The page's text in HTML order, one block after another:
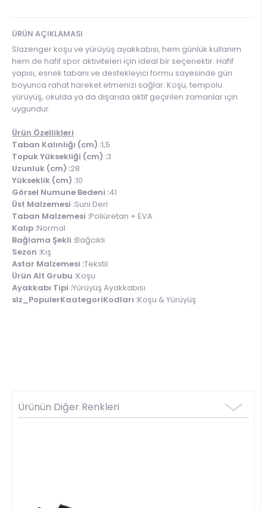
ÜRÜN AÇIKLAMASI
Slazenger koşu ve yürüyüş ayakkabısı, hem günlük kullanım
hem de hafif spor aktiviteleri için ideal bir seçenektir. Hafif
yapısı, esnek tabanı ve destekleyici formu sayesinde gün
boyunca rahat hareket etmenizi sağlar. Koşu, tempolu
yürüyüş, okulda ya da dışarıda aktif geçirilen zamanlar için
uygundur.
Ürün Özellikleri
Taban Kalınlığı (cm) :1,5
Topuk Yüksekliği (cm) :3
Uzunluk (cm) :28
Yükseklik (cm) :10
Görsel Numune Bedeni :41
Üst Malzemesi :Suni Deri
Taban Malzemesi :Poliüretan + EVA
Kalıp :Normal
Bağlama Şekli :Bağcıklı
Sezon :Kış
Astar Malzemesi :Tekstil
Ürün Alt Grubu :Koşu
Ayakkabı Tipi :Yürüyüş Ayakkabısı
slz_PopulerKaategoriKodları :Koşu & Yürüyüş
Ürünün Diğer Renkleri